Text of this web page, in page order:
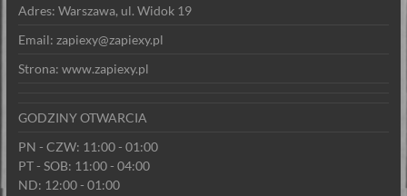
Adres: Warszawa, ul. Widok 19
Email: zapiexy@zapiexy.pl
Strona: www.zapiexy.pl
GODZINY OTWARCIA
PN - CZW: 11:00 - 01:00
PT - SOB: 11:00 - 04:00
ND: 12:00 - 01:00